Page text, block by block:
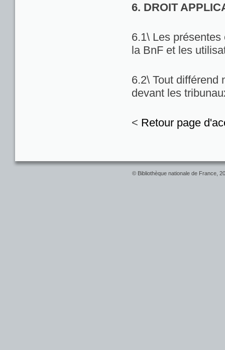
6. DROIT
6.1\ Les
la BnF et les
6.2\ Tout différend
devant les
< Retour page
© Bibliothèque nationale de France,